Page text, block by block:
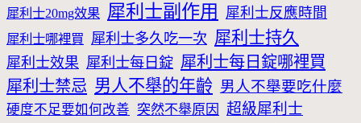
犀利士20mg效果 犀利士副作用 犀利士反應時間
犀利士哪裡買 犀利士多久吃一次 犀利士持久
犀利士效果 犀利士每日錠 犀利士每日錠哪裡買
犀利士禁忌 男人不舉的年齡 男人不舉要吃什麼
硬度不足要如何改善 突然不舉原因 超級犀利士